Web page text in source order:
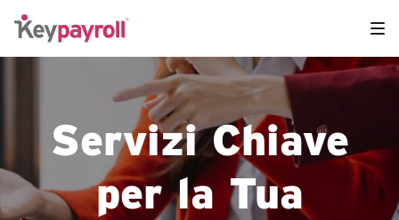
Servizi Chiave
per la Tua